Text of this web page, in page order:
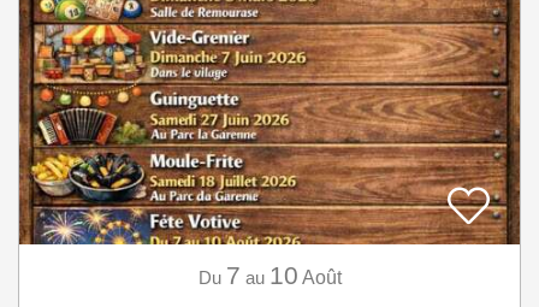
Du 7 au 10 Août